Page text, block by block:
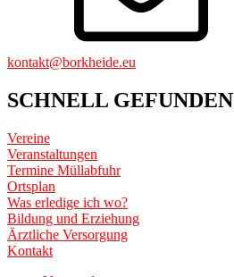
kontakt@borkheide.eu
SCHNELL GEFUNDEN
Vereine
Veranstaltungen
Termine Müllabfuhr
Ortsplan
Was erledige ich wo?
Bildung und Erziehung
Ärztliche Versorgung
Kontakt